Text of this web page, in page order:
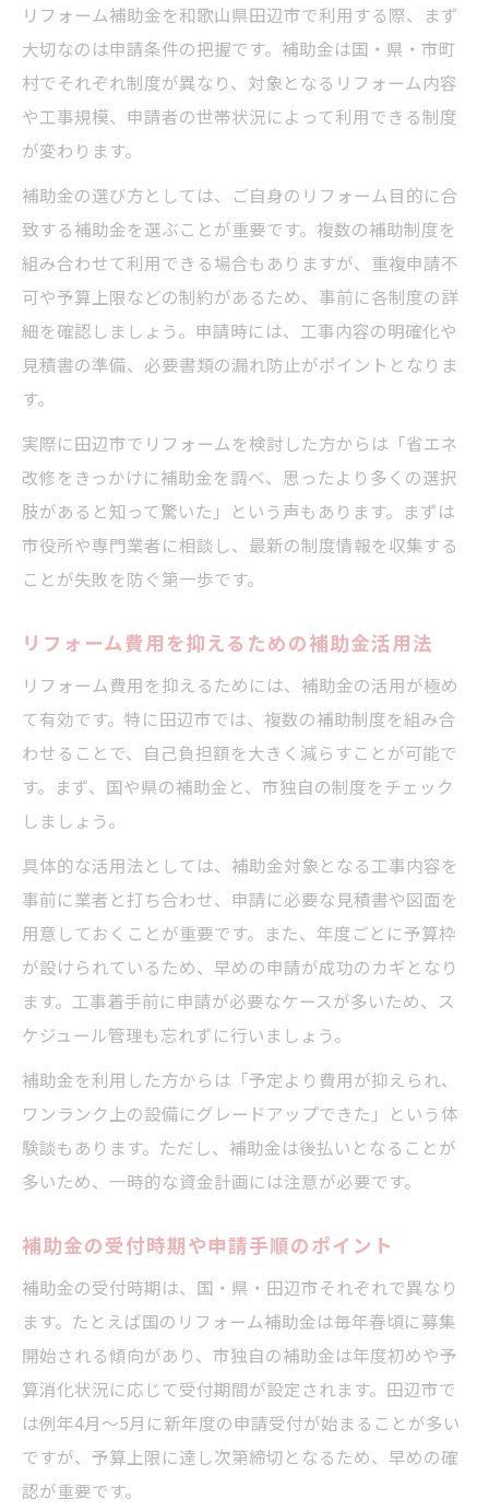
リフォーム方針に合う補助制度の見極め方
支援制度の内容と適用対象を詳しく紹介
地域独自のリフォーム助成を賢く利用するコツ
リフォーム助成の地域限定メリットを活用
田辺市独自の助成条件と申請方法の要点
リフォーム方針に合わせた助成金の選択術
地域ならではの助成を見逃さないチェック
法
リフォーム助成活用で費用負担を軽減する
方法
リフォーム計画に欠かせない田辺市最新情
報
補助金事情と地域支援の最新動向を紹介
最新データで見るリフォーム方針の立て方
ら
リフォーム補助金を和歌山県田辺市で利用する際、まず
大切なのは申請条件の把握です。補助金は国・県・市町
村でそれぞれ制度が異なり、対象となるリフォーム内容
や工事規模、申請者の世帯状況によって利用できる制度
が変わります。
補助金の選び方としては、ご自身のリフォーム目的に合
致する補助金を選ぶことが重要です。複数の補助制度を
組み合わせて利用できる場合もありますが、重複申請不
可や予算上限などの制約があるため、事前に各制度の詳
細を確認しましょう。申請時には、工事内容の明確化や
見積書の準備、必要書類の漏れ防止がポイントとなりま
す。
実際に田辺市でリフォームを検討した方からは「省エネ
改修をきっかけに補助金を調べ、思ったより多くの選択
肢があると知って驚いた」という声もあります。まずは
市役所や専門業者に相談し、最新の制度情報を収集する
ことが失敗を防ぐ第一歩です。
リフォーム費用を抑えるための補助金活用法
リフォーム費用を抑えるためには、補助金の活用が極め
て有効です。特に田辺市では、複数の補助制度を組み合
わせることで、自己負担額を大きく減らすことが可能で
す。まず、国や県の補助金と、市独自の制度をチェック
しましょう。
具体的な活用法としては、補助金対象となる工事内容を
事前に業者と打ち合わせ、申請に必要な見積書や図面を
用意しておくことが重要です。また、年度ごとに予算枠
が設けられているため、早めの申請が成功のカギとなり
ます。工事着手前に申請が必要なケースが多いため、ス
ケジュール管理も忘れずに行いましょう。
補助金を利用した方からは「予定より費用が抑えられ、
ワンランク上の設備にグレードアップできた」という体
験談もあります。ただし、補助金は後払いとなることが
多いため、一時的な資金計画には注意が必要です。
補助金の受付時期や申請手順のポイント
補助金の受付時期は、国・県・田辺市それぞれで異なり
ます。たとえば国のリフォーム補助金は毎年春頃に募集
開始される傾向があり、市独自の補助金は年度初めや予
算消化状況に応じて受付期間が設定されます。田辺市で
は例年4月～5月に新年度の申請受付が始まることが多い
ですが、予算上限に達し次第締切となるため、早めの確
認が重要です。